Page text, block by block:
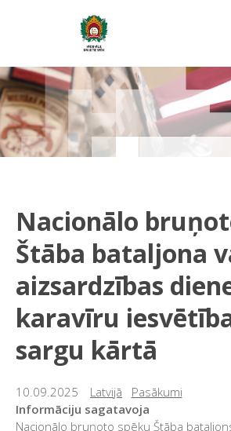
Nacionālo
Štāba bataljona
aizsardzības
karavīru
sargu kārtā
10.09.2025 Latvijā
Pasākumi
Informāciju sagatavoja
Nacionālo bruņoto spēku Štāba